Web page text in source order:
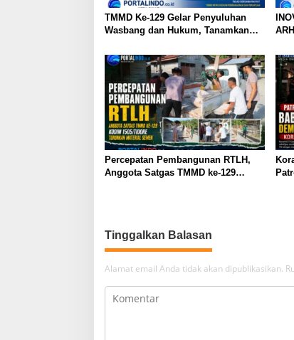
o
s
TMMD Ke-129 Gelar Penyuluhan
Wasbang dan Hukum, Tanamkan
Aturan di Kampung Sesor
Percepatan Pembangunan RTLH,
Anggota Satgas TMMD ke-129
Tinggalkan Balasan
Alamat email Anda tidak akan dipublikasikan.